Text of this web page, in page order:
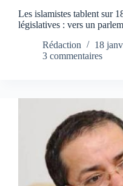
Les islamistes tablent sur
législatives : vers un
Rédaction
18
3 commentaires